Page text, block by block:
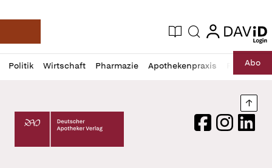
Deutsche Apotheker Zeitung
Aktuelle Ausgabe
Suche login
login
Politik Wirtschaft Pharmazie Apothekenpraxis RechtAbo
Profil
öffnen
Daz
Pur
Deutscher Apotheker Verlag Logo
FacebookInstagram